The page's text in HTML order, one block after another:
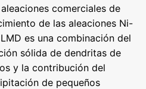
comerciales de
de las aleaciones Ni-
es una combinación del
sólida de dendritas de
y la contribución del
de pequeños